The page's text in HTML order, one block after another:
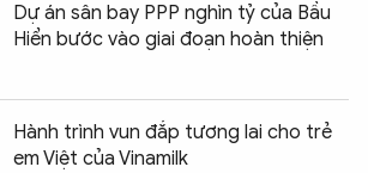
Dự án sân bay PPP nghìn tỷ của Bầu
Hiển bước vào giai đoạn hoàn thiện
Hành trình vun đắp tương lai cho trẻ
em Việt của Vinamilk